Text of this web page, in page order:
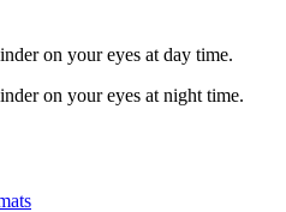
on your eyes at day time.
on your eyes at night time.